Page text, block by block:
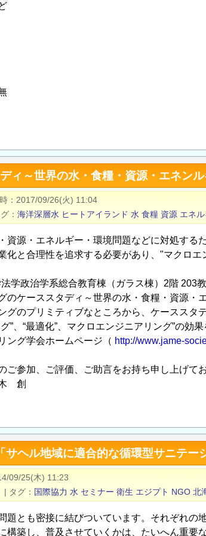
ィ～世界の水・食糧・資源・エネン
2017/09/26(火) 11:04
海洋深層水 ヒートアイランド 水 食糧 資源 エネ
資源・エネルギー・環境問題などに対処する
化と合理性を追求する必要があり、"マクロ
学政治学系総合教育棟（ガラス棟）2階 203
のケーススタディ～世界の水・食糧・資源・
グのプリミティブなところから、ケーススタ
、“最適化”、マクロエンジニアリング”の効
ング学会ホームページ（ http://www.jame-
参加、ご評価、ご助言をお持ち申し上げてお
創
ヘル地域に適合的な循環型サニテー
09/25(木) 11:23
| タグ 国際協力 水 セミナー 衛生 エジプト NGO 北
題とも密接に結びついています。それぞれの
築し、普及させていくかは、たいへん重要な